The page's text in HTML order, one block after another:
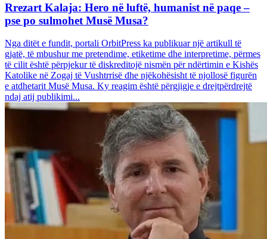
Rrezart Kalaja: Hero në luftë, humanist në paqe –
pse po sulmohet Musë Musa?
Nga ditët e fundit, portali OrbitPress ka publikuar një artikull të
gjatë, të mbushur me pretendime, etiketime dhe interpretime, përmes
të cilit është përpjekur të diskreditojë nismën për ndërtimin e Kishës
Katolike në Zogaj të Vushtrrisë dhe njëkohësisht të njollosë figurën
e atdhetarit Musë Musa. Ky reagim është përgjigje e drejtpërdrejtë
ndaj atij publikimi...